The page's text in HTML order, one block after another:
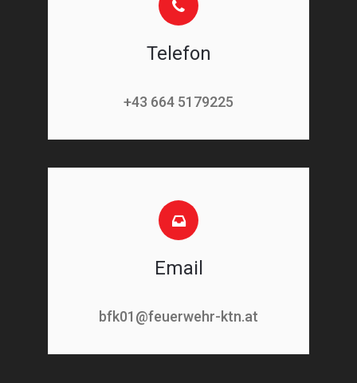
Telefon
+43 664 5179225
Email
bfk01@feuerwehr-ktn.at